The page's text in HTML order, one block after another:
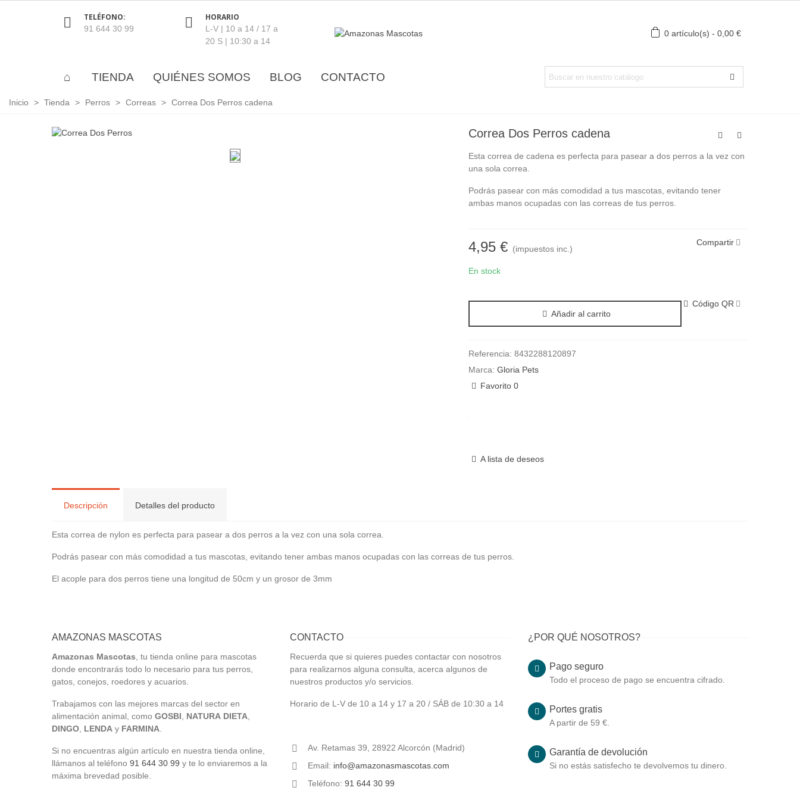
TELÉFONO:
91 644 30 99
HORARIO
L-V | 10 a 14 / 17 a
20 S | 10:30 a 14
0 artículo(s) - 0,00 €
TIENDA QUIÉNES SOMOS BLOG CONTACTO
Inicio > Tienda > Perros > Correas > Correa Dos Perros cadena
Correa Dos Perros cadena
Esta correa de cadena es perfecta para pasear a dos perros a la vez con
una sola correa.
Podrás pasear con más comodidad a tus mascotas, evitando tener
ambas manos ocupadas con las correas de tus perros.
4,95 € (impuestos inc.)
Compartir
En stock
Añadir al carrito
Código QR
Referencia: 8432288120897
Marca: Gloria Pets
Favorito 0
A lista de deseos
Descripción Detalles del producto
Esta correa de nylon es perfecta para pasear a dos perros a la vez con una sola correa.
Podrás pasear con más comodidad a tus mascotas, evitando tener ambas manos ocupadas con las correas de tus perros.
El acople para dos perros tiene una longitud de 50cm y un grosor de 3mm
AMAZONAS MASCOTAS
Amazonas Mascotas, tu tienda online para mascotas
donde encontrarás todo lo necesario para tus perros,
gatos, conejos, roedores y acuarios.
Trabajamos con las mejores marcas del sector en
alimentación animal, como GOSBI, NATURA DIETA,
DINGO, LENDA y FARMINA.
Si no encuentras algún artículo en nuestra tienda online,
llámanos al teléfono 91 644 30 99 y te lo enviaremos a la
máxima brevedad posible.
CONTACTO
Recuerda que si quieres puedes contactar con nosotros
para realizarnos alguna consulta, acerca algunos de
nuestros productos y/o servicios.
Horario de L-V de 10 a 14 y 17 a 20 / SÁB de 10:30 a 14
Av. Retamas 39, 28922 Alcorcón (Madrid)
Email: info@amazonasmascotas.com
Teléfono: 91 644 30 99
¿POR QUÉ NOSOTROS?
Pago seguro
Todo el proceso de pago se encuentra cifrado.
Portes gratis
A partir de 59 €.
Garantía de devolución
Si no estás satisfecho te devolvemos tu dinero.